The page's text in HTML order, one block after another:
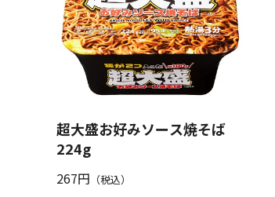
超大盛お好みソース焼そば
224g
267円 （税込）